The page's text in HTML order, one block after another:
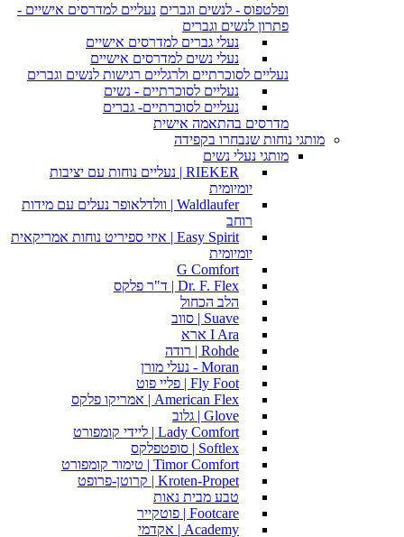
ופלטפוס - לנשים וגברים נעליים למדרסים אישיים -
פתרון לנשים וגברים
נעלי גברים למדרסים אישיים
נעלי נשים למדרסים אישיים
נעליים לסוכרתיים ולרגליים רגישות לנשים וגברים
נעליים לסוכרתיים - נשים
נעליים לסוכרתיים- גברים
מדרסים בהתאמה אישית
מותגי נוחות שנבחרו בקפידה
מותגי נעלי נשים
RIEKER | נעליים נוחות עם יציבות
יומיומית
Waldlaufer | וולדלאופר נעלים עם מידות
רוחב
Easy Spirit | איזי ספיריט נוחות אמריקאית
יומיומית
G Comfort
Dr. F. Flex | ד"ר פלקס
הלב הכחול
Suave | סווב
I Ara ארא
Rohde | רודה
Moran - נעלי מורן
Fly Foot | פליי פוט
American Flex | אמריקו פלקס
Glove | גלוב
Lady Comfort | ליידי קומפורט
Softlex | סופטפלקס
Timor Comfort | טימור קומפורט
Kroten-Propet | קרוטן-פרופט
טבע מבית נאות
Footcare | פוטקייר
Academy | אקדמי